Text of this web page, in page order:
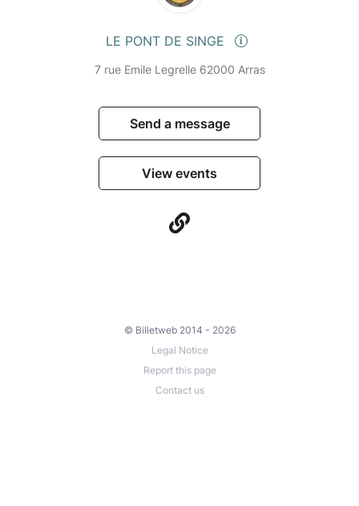
LE PONT DE SINGE
7 rue Emile Legrelle 62000 Arras
Send a message
View events
© Billetweb 2014 - 2026
Legal Notice
Report this page
Contact us